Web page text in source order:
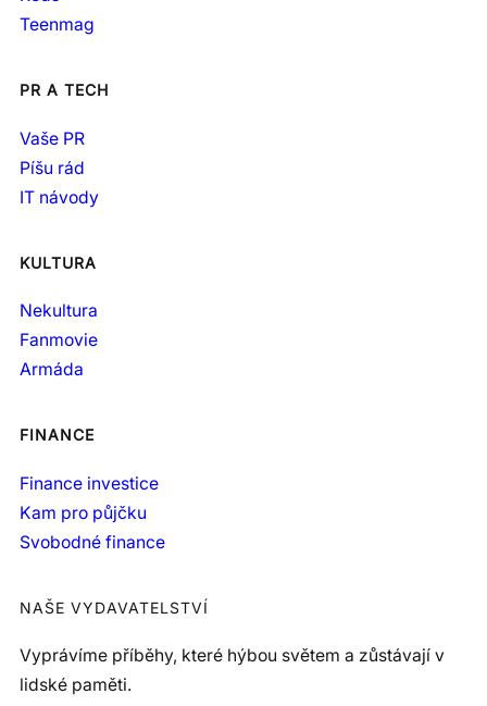
Teenmag
PR A TECH
Vaše PR
Píšu rád
IT návody
KULTURA
Nekultura
Fanmovie
Armáda
FINANCE
Finance investice
Kam pro půjčku
Svobodné finance
NAŠE VYDAVATELSTVÍ
Vyprávíme příběhy, které hýbou světem a zůstávají v
lidské paměti.